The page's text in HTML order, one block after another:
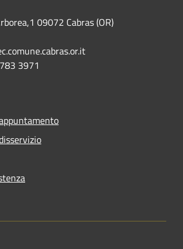
09072 Cabras (OR)
3971